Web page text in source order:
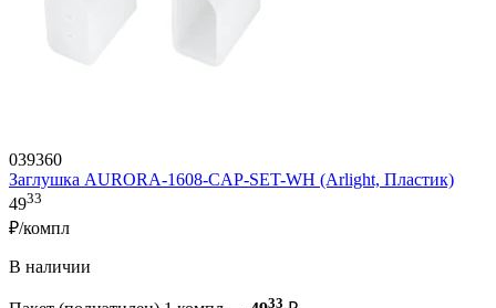
039360
Заглушка AURORA-1608-CAP-SET-WH (Arlight, Пластик)
4933
₽/компл
В наличии
33